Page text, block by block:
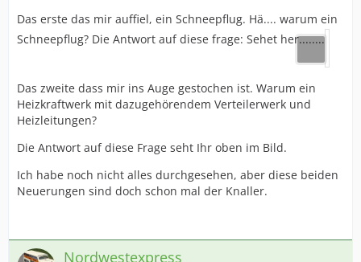
Das erste das mir auffiel, ein Schneepflug. Hä.... warum ein
Schneepflug? Die Antwort auf diese frage: Sehet her........
Das zweite dass mir ins Auge gestochen ist. Warum ein
Heizkraftwerk mit dazugehörendem Verteilerwerk und
Heizleitungen?
Die Antwort auf diese Frage seht Ihr oben im Bild.
Ich habe noch nicht alles durchgesehen, aber diese beiden
Neuerungen sind doch schon mal der Knaller.
Nordwestexpress